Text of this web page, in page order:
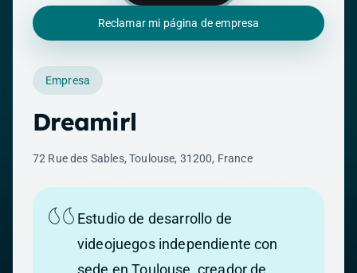
Reclamar mi página de empresa
Empresa
Dreamirl
72 Rue des Sables, Toulouse, 31200, France
Estudio de desarrollo de
videojuegos independiente con
sede en Toulouse, creador de